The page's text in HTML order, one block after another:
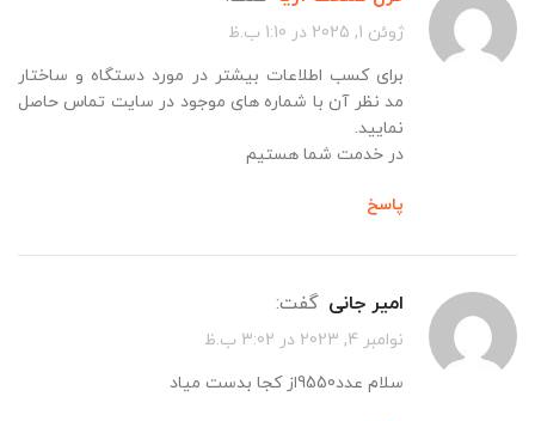
ژوئن 1, 2025 در 1:10 ب.ظ
برای کسب اطلاعات بیشتر در مورد دستگاه و ساختار
مد نظر آن با شماره های موجود در سایت تماس حاصل
نمایید.
در خدمت شما هستیم
پاسخ
امیر جانی گفت:
نوامبر 4, 2023 در 3:02 ب.ظ
سلام عدد9550از کجا بدست میاد